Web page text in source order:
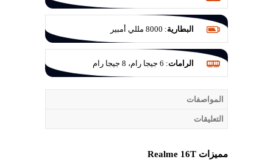
البطارية: 8000 مللي أمبير
الرامات: 6 جيجا رام، 8 جيجا رام
المواصفات
التعليقات
مميزات Realme 16T